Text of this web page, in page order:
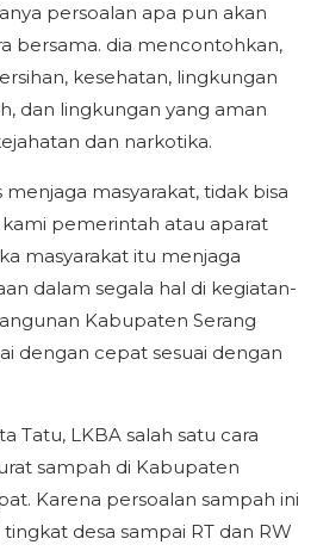
persoalan apa pun akan
bersama. dia mencontohkan,
kesehatan, lingkungan
dan lingkungan yang aman
dan narkotika.
masyarakat, tidak bisa
pemerintah atau aparat
masyarakat itu menjaga
dalam segala hal di kegiatan-
Kabupaten Serang
dengan cepat sesuai dengan
Tatu, LKBA salah satu cara
sampah di Kabupaten
Karena persoalan sampah ini
desa sampai RT dan RW